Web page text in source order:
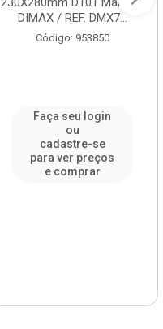
DIMAX / REF. DMX7...
Código: 953850
Faça seu login
ou
cadastre-se
para ver preços
e comprar